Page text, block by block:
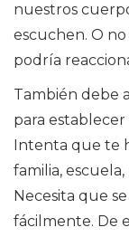
nuestros
escuchen. O
podría
También debe
para
Intenta que te
familia,
Necesita que
fácilmente. De